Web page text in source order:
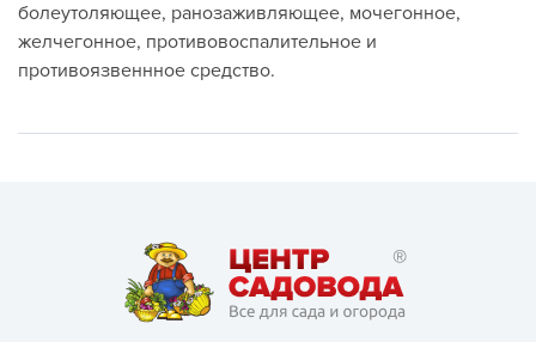
болеутоляющее, ранозаживляющее, мочегонное,
желчегонное, противовоспалительное и
противоязвеннное средство.